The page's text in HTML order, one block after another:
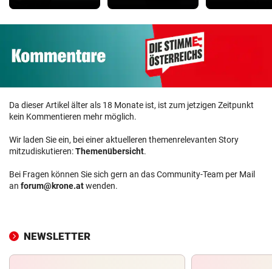
Da dieser Artikel älter als 18 Monate ist, ist zum jetzigen Zeitpunkt
kein Kommentieren mehr möglich.
Wir laden Sie ein, bei einer aktuelleren themenrelevanten Story
mitzudiskutieren:Themenübersicht.
Bei Fragen können Sie sich gern an das Community-Team per Mail
an forum@krone.atwenden.
NEWSLETTER